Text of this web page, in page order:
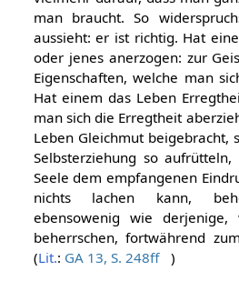
man braucht. So
aussieht: er ist richtig. Hat
oder jenes anerzogen: zur
Eigenschaften, welche man
Hat einem das Leben
man sich die Erregtheit
Leben Gleichmut beigebracht,
Selbsterziehung so
Seele dem empfangenen
nichts lachen kann,
ebensowenig wie
beherrschen, fortwährend
(Lit.: GA 13, S. 248ff
)